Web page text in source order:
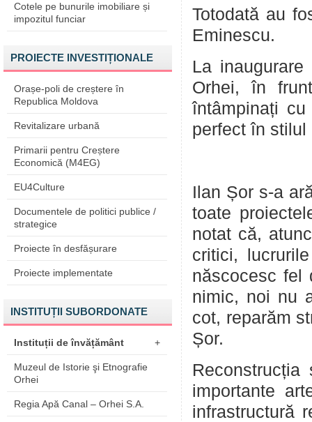
Cotele pe bunurile imobiliare și
impozitul funciar
PROIECTE INVESTIȚIONALE
Orașe-poli de creștere în
Republica Moldova
Revitalizare urbană
Primarii pentru Creștere
Economică (M4EG)
EU4Culture
Documentele de politici publice /
strategice
Proiecte în desfășurare
Proiecte implementate
INSTITUȚII SUBORDONATE
Instituții de învățământ +
Muzeul de Istorie şi Etnografie
Orhei
Regia Apă Canal – Orhei S.A.
Totodată au
Eminescu.
La
Orhei, în
întâmpinați
perfect în stilul
Ilan Șor s-a
toate
notat că,
critici,
născocesc fel
nimic, noi nu
cot, reparăm
Șor.
importante
infrastructură